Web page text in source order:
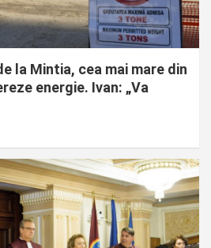
la Mintia, cea mai mare din
energie. Ivan: „Va